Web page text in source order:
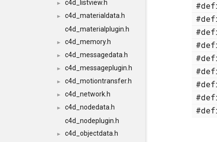
► c4d_listview.h
►
c4d_materialdata.h
c4d_materialplugin.h
► c4d_memory.h
► c4d_messagedata.h
► c4d_messageplugin.h
► c4d_motiontransfer.h
► c4d_network.h
►
c4d_nodedata.h
c4d_nodeplugin.h
► c4d_objectdata.h